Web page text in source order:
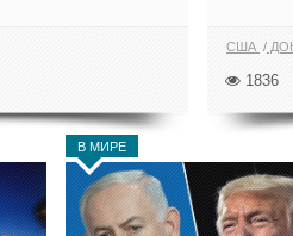
США
1836
В МИРЕ